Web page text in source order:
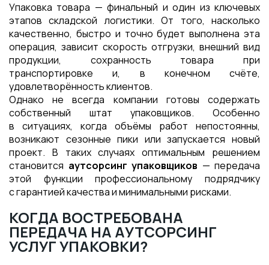
Упаковка товара — финальный и один из ключевых
этапов складской логистики. От того, насколько
качественно, быстро и точно будет выполнена эта
операция, зависит скорость отгрузки, внешний вид
продукции, сохранность товара при
транспортировке и, в конечном счёте,
удовлетворённость клиентов.
Однако не всегда компании готовы содержать
собственный штат упаковщиков. Особенно
в ситуациях, когда объёмы работ непостоянны,
возникают сезонные пики или запускается новый
проект. В таких случаях оптимальным решением
становится аутсорсинг упаковщиков — передача
этой функции профессиональному подрядчику
с гарантией качества и минимальными рисками.
КОГДА ВОСТРЕБОВАНА
ПЕРЕДАЧА НА АУТСОРСИНГ
УСЛУГ УПАКОВКИ?